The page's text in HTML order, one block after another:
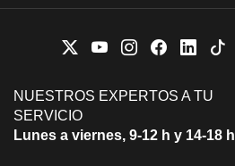
NUESTROS EXPERTOS A TU
SERVICIO
Lunes a viernes, 9-12 h y 14-18 h